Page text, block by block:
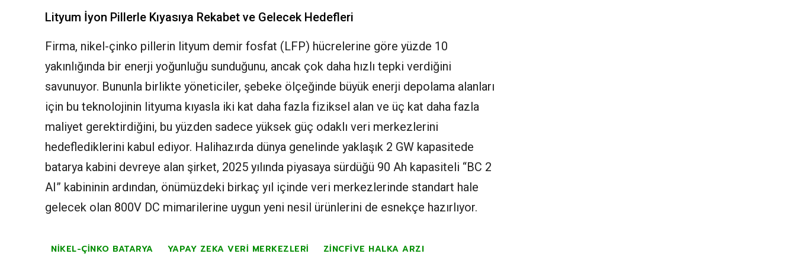
Lityum İyon Pillerle Kıyasıya Rekabet ve Gelecek Hedefleri
Firma, nikel-çinko pillerin lityum demir fosfat (LFP) hücrelerine göre yüzde 10
yakınlığında bir enerji yoğunluğu sunduğunu, ancak çok daha hızlı tepki verdiğini
savunuyor. Bununla birlikte yöneticiler, şebeke ölçeğinde büyük enerji depolama alanları
için bu teknolojinin lityuma kıyasla iki kat daha fazla fiziksel alan ve üç kat daha fazla
maliyet gerektirdiğini, bu yüzden sadece yüksek güç odaklı veri merkezlerini
hedeflediklerini kabul ediyor. Halihazırda dünya genelinde yaklaşık 2 GW kapasitede
batarya kabini devreye alan şirket, 2025 yılında piyasaya sürdüğü 90 Ah kapasiteli “BC 2
AI” kabininin ardından, önümüzdeki birkaç yıl içinde veri merkezlerinde standart hale
gelecek olan 800V DC mimarilerine uygun yeni nesil ürünlerini de esnekçe hazırlıyor.
NIKEL-ÇINKO BATARYA YAPAY ZEKA VERI MERKEZLERI ZINCFIVE HALKA ARZI